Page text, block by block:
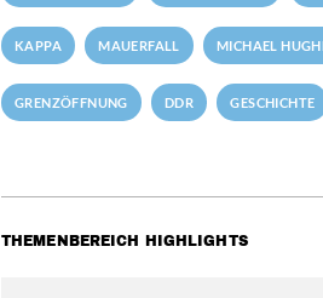
KAPPA MAUERFALL MICHAEL
GRENZÖFFNUNG DDR GESCHICHTE
THEMENBEREICH HIGHLIGHTS